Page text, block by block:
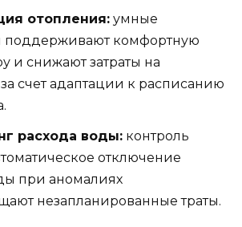
отопления: умные
поддерживают комфортную
и снижают затраты на
счет адаптации к расписанию
расхода воды: контроль
отключение
при аномалиях
незапланированные траты.